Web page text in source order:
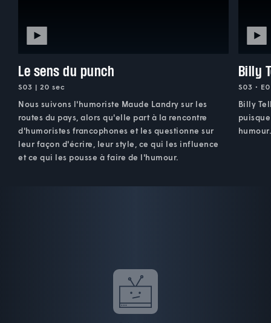
Le sens du punch
S03 | 20 sec
Nous suivons l'humoriste Maude Landry sur les
routes du pays, alors qu'elle part à la rencontre
d'humoristes francophones et les questionne sur
leur façon d'écrire, leur style, ce qui les influence
et ce qui les pousse à faire de l'humour.
Billy
S03 •
Billy